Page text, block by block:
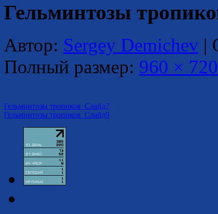
Гельминтозы
Автор: Sergey Demichev |
Полный размер: 960 × 720
Гельминтозы тропиков_Слайд7
Гельминтозы тропиков_Слайд9